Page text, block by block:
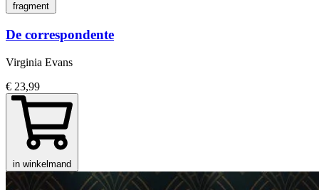
fragment
De correspondente
Virginia Evans
€ 23,99
in winkelmand